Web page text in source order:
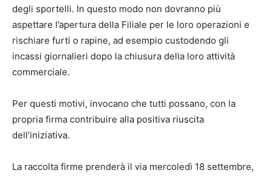
degli sportelli. In questo modo non dovranno più
aspettare l’apertura della Filiale per le loro operazioni e
rischiare furti o rapine, ad esempio custodendo gli
incassi giornalieri dopo la chiusura della loro attività
commerciale.
Per questi motivi, invocano che tutti possano, con la
propria firma contribuire alla positiva riuscita
dell’iniziativa.
La raccolta firme prenderà il via mercoledì 18 settembre,